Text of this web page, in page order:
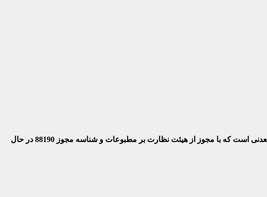
است که با مجوز از هیئت نظارت بر مطبوعات
و شناسه مجوز 88190 در حال